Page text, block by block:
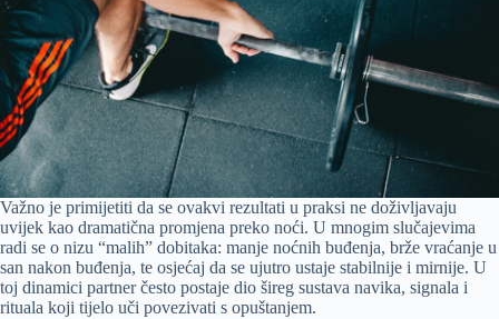
Važno je primijetiti da se ovakvi rezultati u praksi ne doživljavaju
uvijek kao dramatična promjena preko noći. U mnogim slučajevima
radi se o nizu “malih” dobitaka: manje noćnih buđenja, brže vraćanje u
san nakon buđenja, te osjećaj da se ujutro ustaje stabilnije i mirnije. U
toj dinamici partner često postaje dio šireg sustava navika, signala i
rituala koji tijelo uči povezivati s opuštanjem.